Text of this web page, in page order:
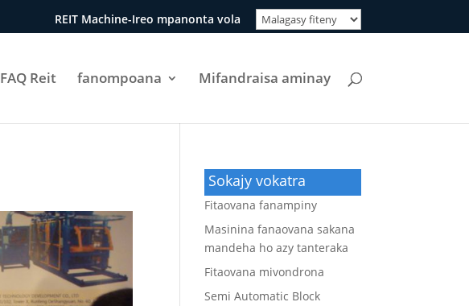
REIT Machine-Ireo mpanonta vola
FAQ Reit fanompoana Mifandraisa aminay
Sokajy vokatra
Fitaovana fanampiny
Masinina fanaovana sakana
mandeha ho azy tanteraka
Fitaovana mivondrona
Semi Automatic Block